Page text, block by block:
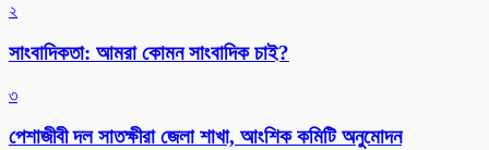
২
সাংবাদিকতা: আমরা কোমন সাংবাদিক চাই?
৩
পেশাজীবী দল সাতক্ষীরা জেলা শাখা, আংশিক কমিটি অনুমোদন